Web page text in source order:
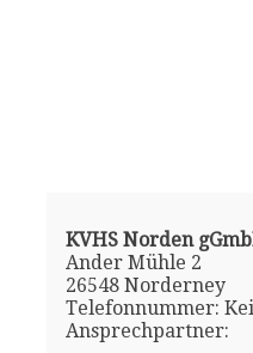
KVHS Norden
Ander Mühle 2
26548 Norderney
Telefonnummer:
Ansprechpartner: